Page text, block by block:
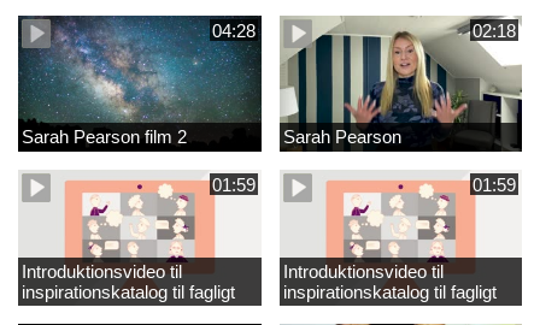
04:28
Sarah Pearson film 2
02:18
Sarah Pearson
01:59
Introduktionsvideo til
inspirationskatalog til fagligt
løft_tilrettet
01:59
Introduktionsvideo til
inspirationskatalog til fagligt
løft